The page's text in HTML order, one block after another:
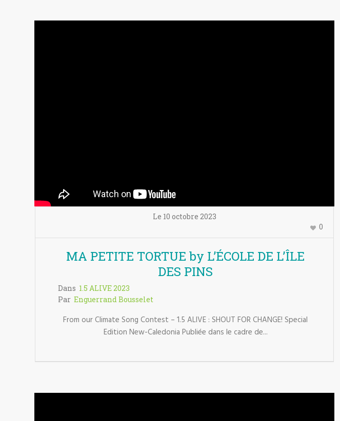
Le 10 octobre 2023
0
MA PETITE TORTUE by L’ÉCOLE DE L’ÎLE
DES PINS
Dans 1.5 ALIVE 2023
Par Enguerrand Bousselet
From our Climate Song Contest – 1.5 ALIVE : SHOUT FOR CHANGE! Special
Edition New-Caledonia Publiée dans le cadre de...